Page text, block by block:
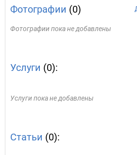
Фотографии (0)
Фотографии пока не добавлены
Услуги (0):
Услуги пока не добавлены
Статьи (0):